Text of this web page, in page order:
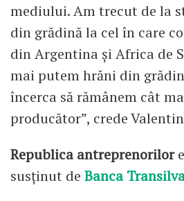
mediului. Am trecut de la
din grădină la cel în care
din Argentina și Africa de
mai putem hrăni din
încerca să rămânem cât
producător”, crede
Republica antreprenorilor
susținut de Banca